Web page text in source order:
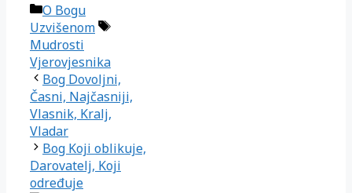
Kategorije
O Bogu
Uzvišenom
Oznake
Mudrosti
Vjerovjesnika
Bog Dovoljni,
Časni, Najčasniji,
Vlasnik, Kralj,
Vladar
Bog Koji oblikuje,
Darovatelj, Koji
određuje